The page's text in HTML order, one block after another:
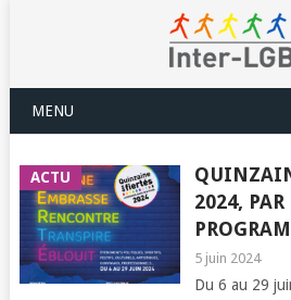
MENU
ACTU
2024,
5 juin 2024
Du 6 au 29